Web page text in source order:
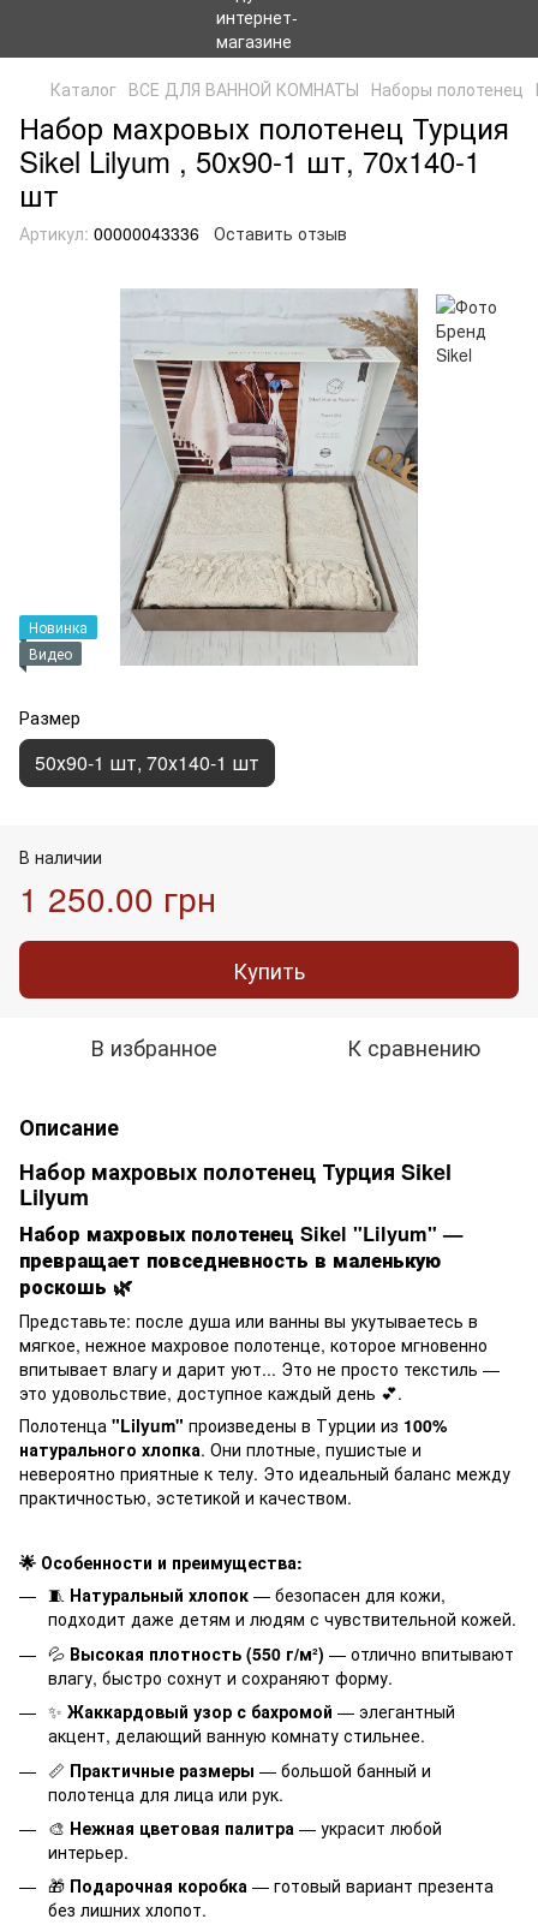
Каталог ВСЕ ДЛЯ ВАННОЙ КОМНАТЫ Наборы полотенец
Набор махровых полотенец Турция
Sikel Lilyum , 50х90-1 шт, 70х140-1
шт
Артикул: 00000043336 Оставить отзыв
Новинка
Видео
Размер
50х90-1 шт, 70х140-1 шт
В наличии
1 250.00 грн
Купить
В избранное К сравнению
Описание
Набор махровых полотенец Турция Sikel
Lilyum
Набор махровых полотенец Sikel "Lilyum" —
превращает повседневность в маленькую
роскошь 🌿
Представьте: после душа или ванны вы укутываетесь в
мягкое, нежное махровое полотенце, которое мгновенно
впитывает влагу и дарит уют... Это не просто текстиль —
это удовольствие, доступное каждый день 💕.
Полотенца "Lilyum" произведены в Турции из 100%
натурального хлопка. Они плотные, пушистые и
невероятно приятные к телу. Это идеальный баланс между
практичностью, эстетикой и качеством.
🌟 Особенности и преимущества:
🧵 Натуральный хлопок — безопасен для кожи,
подходит даже детям и людям с чувствительной кожей.
💦 Высокая плотность (550 г/м²) — отлично впитывают
влагу, быстро сохнут и сохраняют форму.
✨ Жаккардовый узор с бахромой — элегантный
акцент, делающий ванную комнату стильнее.
📏 Практичные размеры — большой банный и
полотенца для лица или рук.
🎨 Нежная цветовая палитра — украсит любой
интерьер.
🎁 Подарочная коробка — готовый вариант презента
без лишних хлопот.